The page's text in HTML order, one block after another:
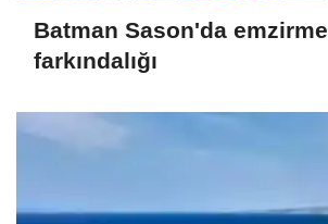
Batman Sason'da emzirme
farkındalığı